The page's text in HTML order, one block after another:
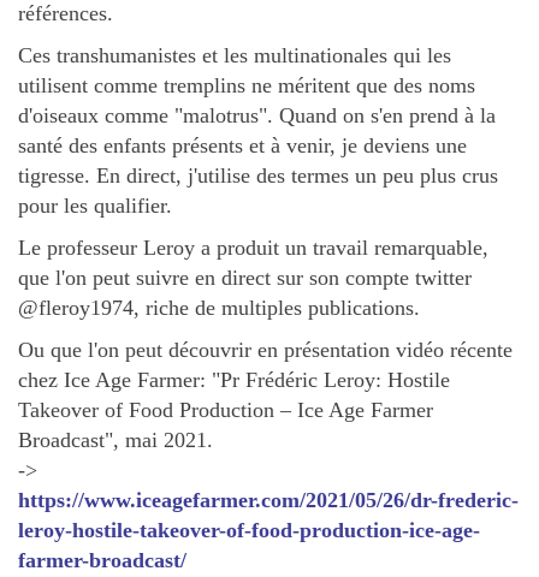
références.
Ces transhumanistes et les multinationales qui les
utilisent comme tremplins ne méritent que des noms
d'oiseaux comme "malotrus". Quand on s'en prend à la
santé des enfants présents et à venir, je deviens une
tigresse. En direct, j'utilise des termes un peu plus crus
pour les qualifier.
Le professeur Leroy a produit un travail remarquable,
que l'on peut suivre en direct sur son compte twitter
@fleroy1974, riche de multiples publications.
Ou que l'on peut découvrir en présentation vidéo récente
chez Ice Age Farmer: "Pr Frédéric Leroy: Hostile
Takeover of Food Production – Ice Age Farmer
Broadcast", mai 2021.
->
https://www.iceagefarmer.com/2021/05/26/dr-frederic-
leroy-hostile-takeover-of-food-production-ice-age-
farmer-broadcast/